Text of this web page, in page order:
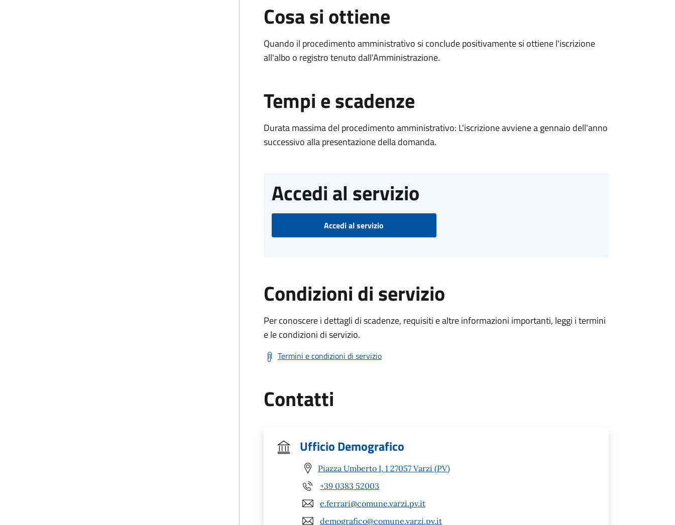
Cosa si ottiene
Quando il procedimento amministrativo si conclude positivamente si ottiene l'iscrizione
all'albo o registro tenuto dall'Amministrazione.
Tempi e scadenze
Durata massima del procedimento amministrativo: L'iscrizione avviene a gennaio dell'anno
successivo alla presentazione della domanda.
Accedi al servizio
Accedi al servizio
Condizioni di servizio
Per conoscere i dettagli di scadenze, requisiti e altre informazioni importanti, leggi i termini
e le condizioni di servizio.
Termini e condizioni di servizio
Contatti
Ufficio Demografico
Piazza Umberto I, 1 27057 Varzi (PV)
+39 0383 52003
e.ferrari@comune.varzi.pv.it
demografico@comune.varzi.pv.it